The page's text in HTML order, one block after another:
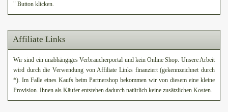
" Button klicken.
Affiliate Links
Wir sind ein unabhängiges Verbraucherportal und kein Online Shop. Unsere Arbeit
wird durch die Verwendung von Affiliate Links finanziert (gekennzeichnet durch
*). Im Falle eines Kaufs beim Partnershop bekommen wir von diesem eine kleine
Provision. Ihnen als Käufer entstehen dadurch natürlich keine zusätzlichen Kosten.